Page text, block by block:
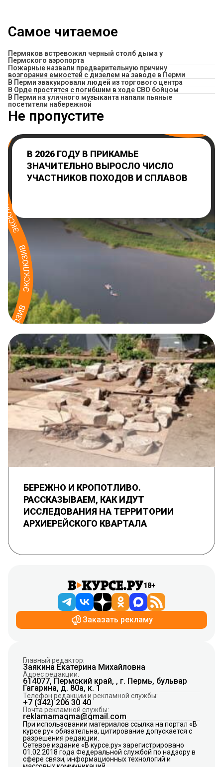
Самое читаемое
Пермяков встревожил черный столб дыма у
Пермского аэропорта
Пожарные назвали предварительную причину
возгорания емкостей с дизелем на заводе в Перми
В Перми эвакуировали людей из торгового центра
В Орде простятся с погибшим в ходе СВО бойцом
В Перми на уличного музыканта напали пьяные
посетители набережной
Не пропустите
В 2026 ГОДУ В ПРИКАМЬЕ
ЗНАЧИТЕЛЬНО ВЫРОСЛО ЧИСЛО
УЧАСТНИКОВ ПОХОДОВ И СПЛАВОВ
БЕРЕЖНО И КРОПОТЛИВО.
РАССКАЗЫВАЕМ, КАК ИДУТ
ИССЛЕДОВАНИЯ НА ТЕРРИТОРИИ
АРХИЕРЕЙСКОГО КВАРТАЛА
18+
Заказать рекламу
Главный редактор:
Заякина Екатерина Михайловна
Адрес редакции:
614077, Пермский край, , г. Пермь, бульвар
Гагарина, д. 80а, к. 1
Телефон редакции и рекламной службы:
+7 (342) 206 30 40
Почта рекламной службы:
reklamamagma@gmail.com
При использовании материалов ссылка на портал «В
курсе.ру» обязательна, цитирование допускается с
разрешения редакции.
Сетевое издание «В курсе.ру» зарегистрировано
01.02.2018 года Федеральной службой по надзору в
сфере связи, информационных технологий и